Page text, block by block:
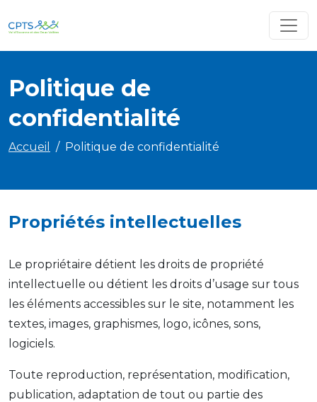
Politique de
confidentialité
Accueil Politique de confidentialité
Propriétés intellectuelles
Le propriétaire détient les droits de propriété
intellectuelle ou détient les droits d’usage sur tous
les éléments accessibles sur le site, notamment les
textes, images, graphismes, logo, icônes, sons,
logiciels.
Toute reproduction, représentation, modification,
publication, adaptation de tout ou partie des